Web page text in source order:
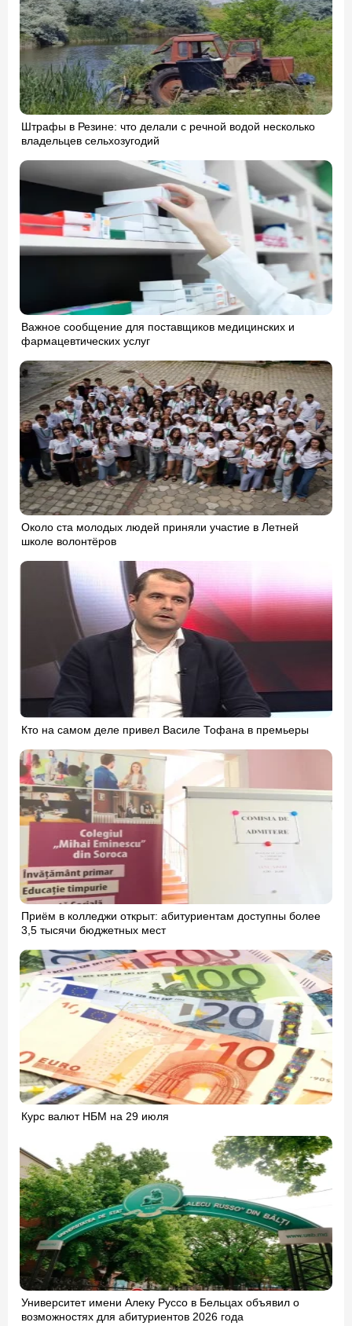
Штрафы в Резине: что делали с речной водой несколько
владельцев сельхозугодий
Важное сообщение для поставщиков медицинских и
фармацевтических услуг
Около ста молодых людей приняли участие в Летней
школе волонтёров
Кто на самом деле привел Василе Тофана в премьеры
Приём в колледжи открыт: абитуриентам доступны более
3,5 тысячи бюджетных мест
Курс валют НБМ на 29 июля
Университет имени Алеку Руссо в Бельцах объявил о
возможностях для абитуриентов 2026 года